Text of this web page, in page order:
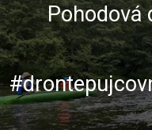
Pohodová